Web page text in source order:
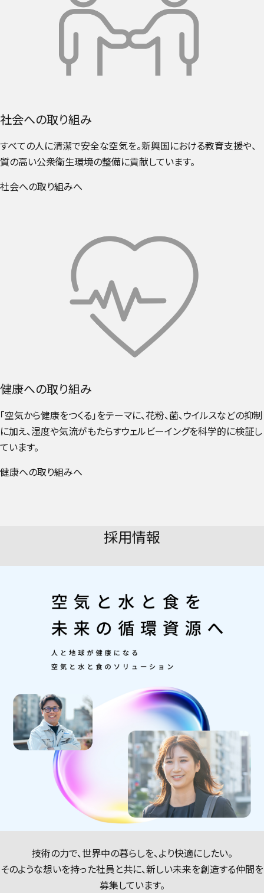
社会への取り組み
すべての人に清潔で安全な空気を。新興国における教育支援や、
質の高い公衆衛生環境の整備に貢献しています。
社会への取り組みへ
健康への取り組み
「空気から健康をつくる」をテーマに、花粉、菌、ウイルスなどの抑制
に加え、湿度や気流がもたらすウェルビーイングを科学的に検証し
ています。
健康への取り組みへ
採用情報
技術の力で、世界中の暮らしを、より快適にしたい。
そのような想いを持った社員と共に、新しい未来を創造する仲間を
募集しています。